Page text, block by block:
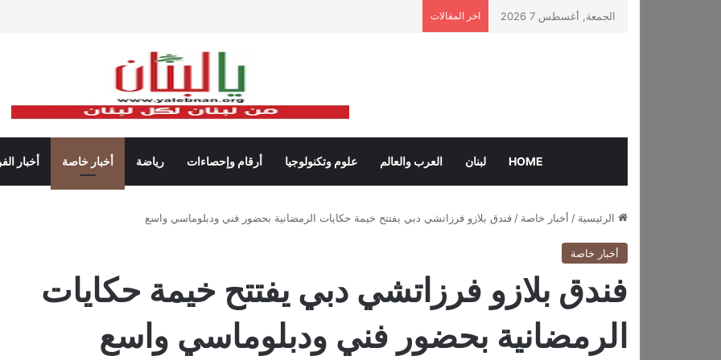
الجمعة, أغسطس 7 2026 اخر المقالات
HOME لبنان العرب والعالم علوم وتكنولوجيا أرقام وإحصاءات رياضة أخبار خاصة أخبار
الرئيسية / أخبار خاصة / فندق بلازو فرزاتشي دبي يفتتح خيمة حكايات الرمضانية بحضور فني ودبلوماسي واسع
أخبار خاصة
فندق بلازو فرزاتشي دبي يفتتح خيمة حكايات
الرمضانية بحضور فني ودبلوماسي واسع